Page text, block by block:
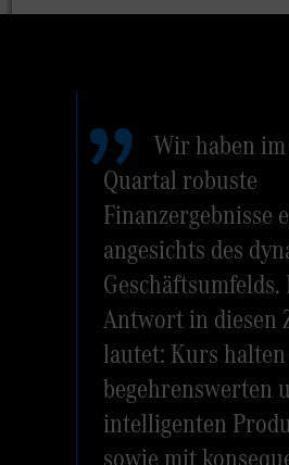
Wir haben
Quartal robuste
Finanzergebnisse
angesichts des
Geschäftsumfelds.
Antwort in diesen
lautet: Kurs
begehrenswerten
intelligenten